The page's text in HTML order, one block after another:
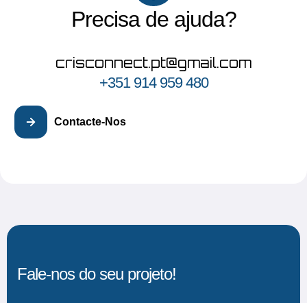
Precisa de ajuda?
crisconnect.pt@gmail.com
+351 914 959 480
Contacte-Nos
Fale-nos do seu projeto!